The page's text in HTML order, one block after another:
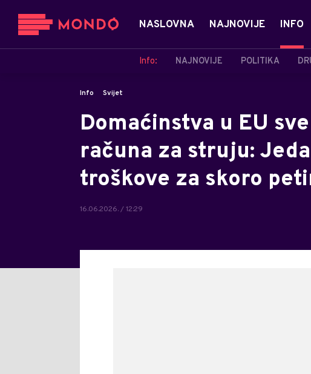
NASLOVNA NAJNOVIJE INFO
Info: NAJNOVIJE POLITIKA
Info Svijet
Domaćinstva u EU
računa za struju:
troškove za skoro
16.06.2026. / 12:29